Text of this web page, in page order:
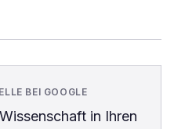
BEI GOOGLE
in Ihren